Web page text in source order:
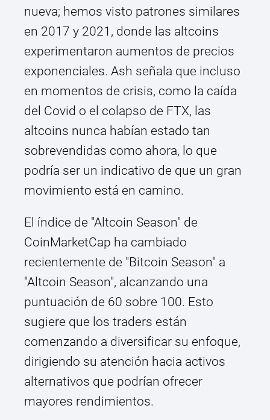
nueva; hemos visto patrones similares
en 2017 y 2021, donde las altcoins
experimentaron aumentos de precios
exponenciales. Ash señala que incluso
en momentos de crisis, como la caída
del Covid o el colapso de FTX, las
altcoins nunca habían estado tan
sobrevendidas como ahora, lo que
podría ser un indicativo de que un gran
movimiento está en camino.
El índice de "Altcoin Season" de
CoinMarketCap ha cambiado
recientemente de "Bitcoin Season" a
"Altcoin Season", alcanzando una
puntuación de 60 sobre 100. Esto
sugiere que los traders están
comenzando a diversificar su enfoque,
dirigiendo su atención hacia activos
alternativos que podrían ofrecer
mayores rendimientos.